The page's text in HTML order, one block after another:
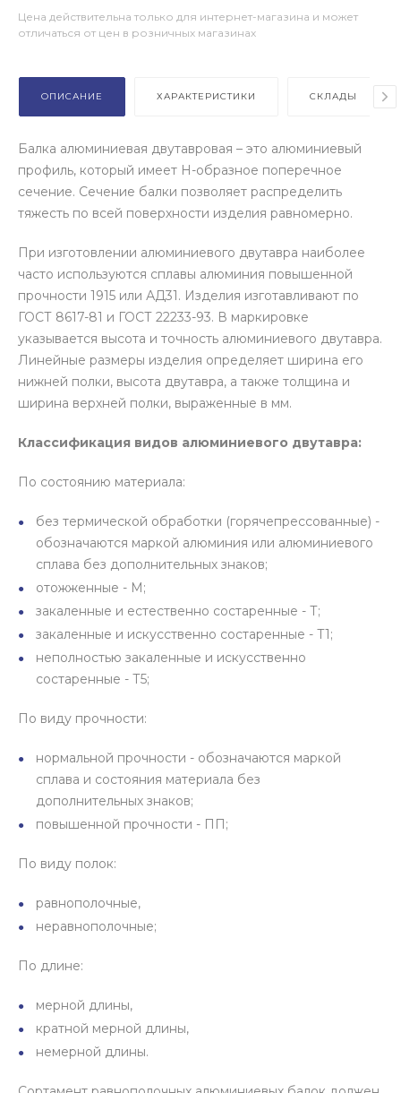
Цена действительна только для интернет-магазина и может
отличаться от цен в розничных магазинах
ОПИСАНИЕ ХАРАКТЕРИСТИКИ СКЛАДЫ
Балка алюминиевая двутавровая – это алюминиевый
профиль, который имеет Н-образное поперечное
сечение. Сечение балки позволяет распределить
тяжесть по всей поверхности изделия равномерно.
При изготовлении алюминиевого двутавра наиболее
часто используются сплавы алюминия повышенной
прочности 1915 или АД31. Изделия изготавливают по
ГОСТ 8617-81 и ГОСТ 22233-93. В маркировке
указывается высота и точность алюминиевого двутавра.
Линейные размеры изделия определяет ширина его
нижней полки, высота двутавра, а также толщина и
ширина верхней полки, выраженные в мм.
Классификация видов алюминиевого двутавра:
По состоянию материала:
без термической обработки (горячепрессованные) -
обозначаются маркой алюминия или алюминиевого
сплава без дополнительных знаков;
отожженные - М;
закаленные и естественно состаренные - Т;
закаленные и искусственно состаренные - Т1;
неполностью закаленные и искусственно
состаренные - Т5;
По виду прочности:
нормальной прочности - обозначаются маркой
сплава и состояния материала без
дополнительных знаков;
повышенной прочности - ПП;
По виду полок:
равнополочные,
неравнополочные;
По длине:
мерной длины,
кратной мерной длины,
немерной длины.